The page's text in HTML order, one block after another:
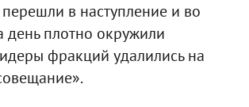
в наступление и во
день плотно окружили
фракций удалились на